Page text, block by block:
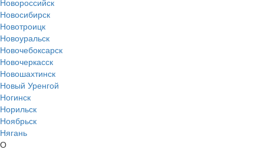
Новороссийск
Новосибирск
Новотроицк
Новоуральск
Новочебоксарск
Новочеркасск
Новошахтинск
Новый Уренгой
Ногинск
Норильск
Ноябрьск
Нягань
О